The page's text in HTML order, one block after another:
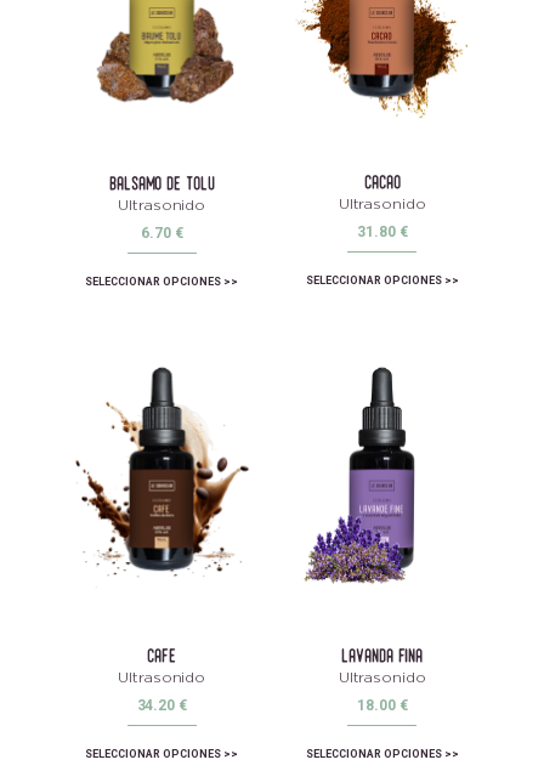
balsamo de tolu
Ultrasonido
6.70 €
SELECCIONAR OPCIONES
cacao
Ultrasonido
31.80 €
SELECCIONAR OPCIONES
cafe
Ultrasonido
34.20 €
SELECCIONAR OPCIONES
lavanda fina
Ultrasonido
18.00 €
SELECCIONAR OPCIONES